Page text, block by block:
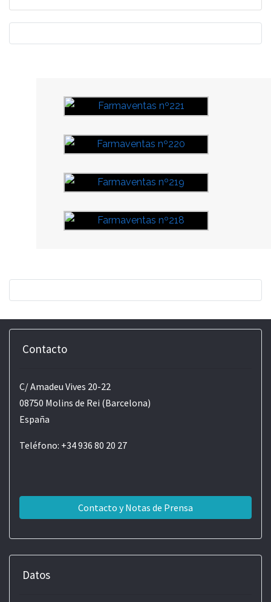
Contacto
C/ Amadeu Vives 20-22
08750 Molins de Rei (Barcelona)
España
Teléfono: +34 936 80 20 27
Contacto y Notas de Prensa
Datos